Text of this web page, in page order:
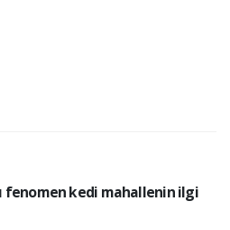
fenomen kedi mahallenin ilgi